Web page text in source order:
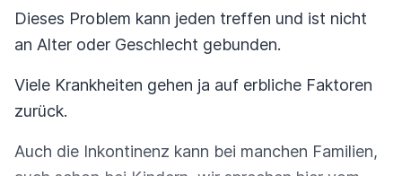
Dieses Problem kann jeden treffen und ist nicht
an Alter oder Geschlecht gebunden.
Viele Krankheiten gehen ja auf erbliche Faktoren
zurück.
Auch die Inkontinenz kann bei manchen Familien,